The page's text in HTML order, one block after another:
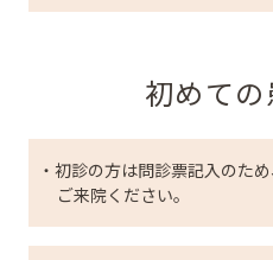
初めて
・初診の方は問診票記入のた
ご来院ください。